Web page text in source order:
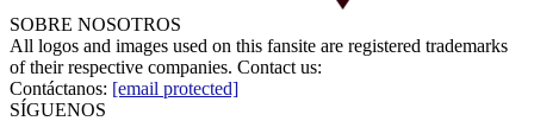
SOBRE NOSOTROS
All logos and images used on this fansite are registered trademarks
of their respective companies. Contact us:
Contáctanos: [email protected]
SÍGUENOS